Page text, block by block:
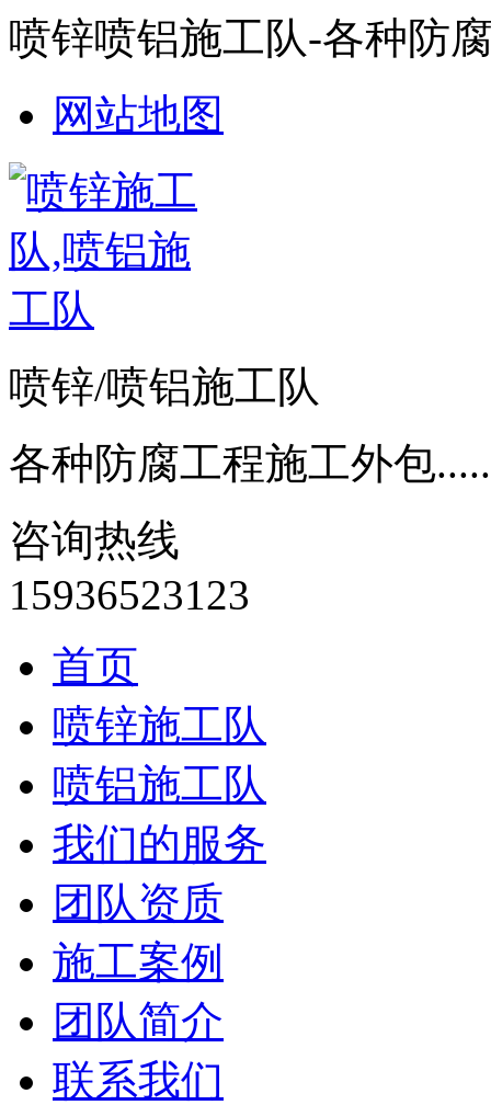
喷锌喷铝施工队-各种防
网站地图
喷锌/喷铝施工队
各种防腐工程施工外包
咨询热线
15936523123
首页
喷锌施工队
喷铝施工队
我们的服务
团队资质
施工案例
团队简介
联系我们